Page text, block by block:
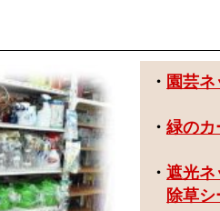
・ 園芸
・緑のカ
・遮光ネ
除草